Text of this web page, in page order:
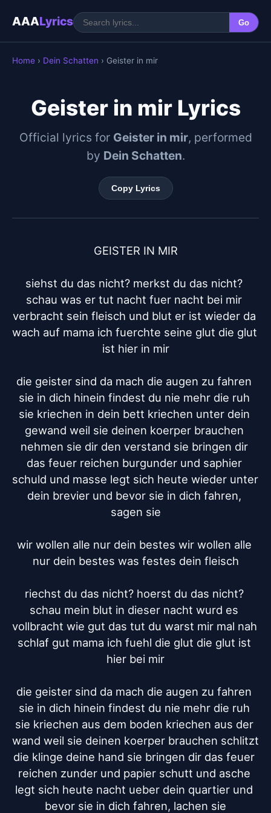
AAALyrics Go
Home › Dein Schatten › Geister in mir
Geister in mir Lyrics
Official lyrics for Geister in mir, performed
by Dein Schatten.
Copy Lyrics
GEISTER IN MIR
siehst du das nicht? merkst du das nicht?
schau was er tut nacht fuer nacht bei mir
verbracht sein fleisch und blut er ist wieder da
wach auf mama ich fuerchte seine glut die glut
ist hier in mir
die geister sind da mach die augen zu fahren
sie in dich hinein findest du nie mehr die ruh
sie kriechen in dein bett kriechen unter dein
gewand weil sie deinen koerper brauchen
nehmen sie dir den verstand sie bringen dir
das feuer reichen burgunder und saphier
schuld und masse legt sich heute wieder unter
dein brevier und bevor sie in dich fahren,
sagen sie
wir wollen alle nur dein bestes wir wollen alle
nur dein bestes was festes dein fleisch
riechst du das nicht? hoerst du das nicht?
schau mein blut in dieser nacht wurd es
vollbracht wie gut das tut du warst mir mal nah
schlaf gut mama ich fuehl die glut die glut ist
hier bei mir
die geister sind da mach die augen zu fahren
sie in dich hinein findest du nie mehr die ruh
sie kriechen aus dem boden kriechen aus der
wand weil sie deinen koerper brauchen schlitzt
die klinge deine hand sie bringen dir das feuer
reichen zunder und papier schutt und asche
legt sich heute nacht ueber dein quartier und
bevor sie in dich fahren, lachen sie